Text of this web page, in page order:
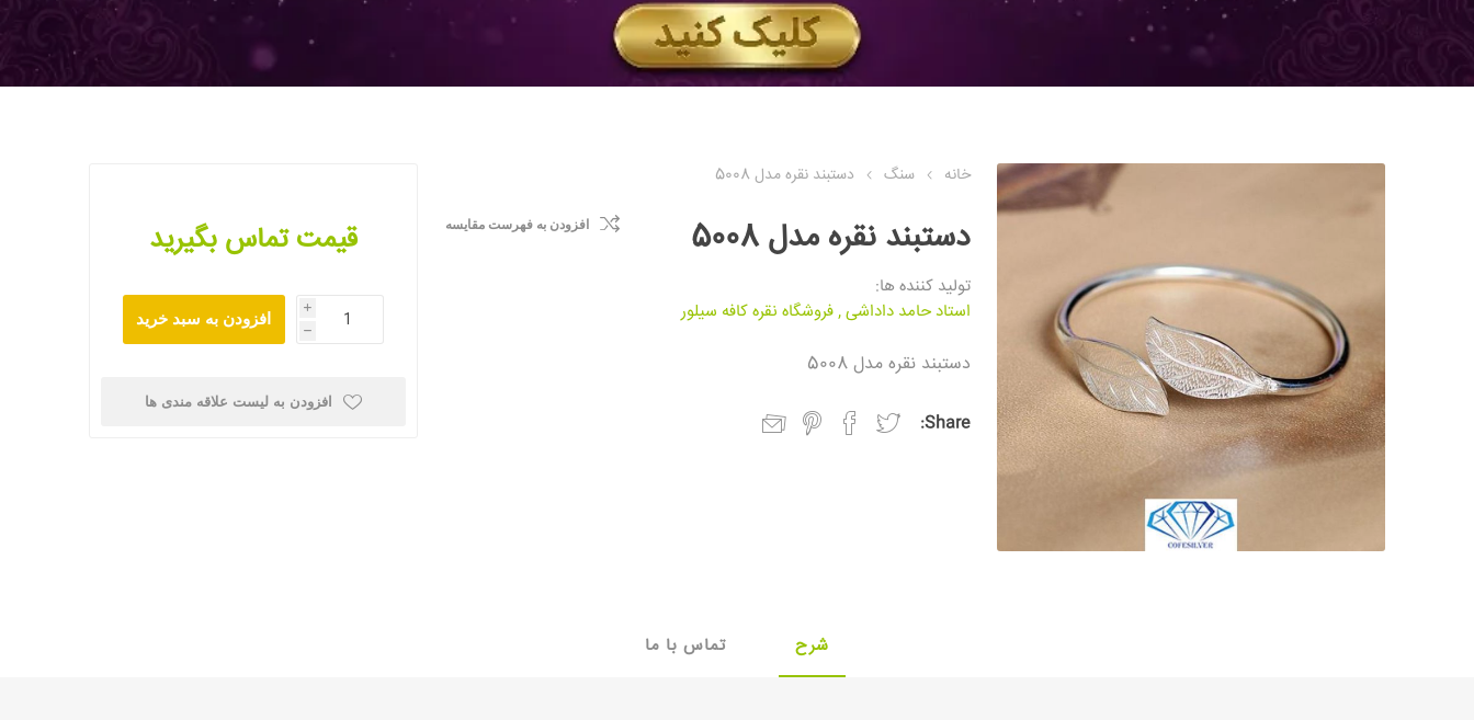
خانه سنگ دستبند نقره مدل 5008
دستبند نقره مدل 5008
تولید کننده ها:
استاد حامد داداشی,فروشگاه نقره کافه سیلور
افزودن به فهرست مقایسه
دستبند نقره مدل 5008
Share:
قیمت تماس بگیرید
i
h
افزودن به سبد خرید
افزودن به لیست علاقه مندی ها
شرح تماس با ما